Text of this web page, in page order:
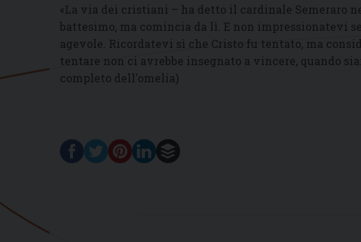
«La via dei cristiani – ha detto il cardinale Semeraro
battesimo, ma comincia da lì. E non impressionatevi
agevole. Ricordatevi sì che Cristo fu tentato, ma
tentare non ci avrebbe insegnato a vincere, quando
completo dell’omelia)